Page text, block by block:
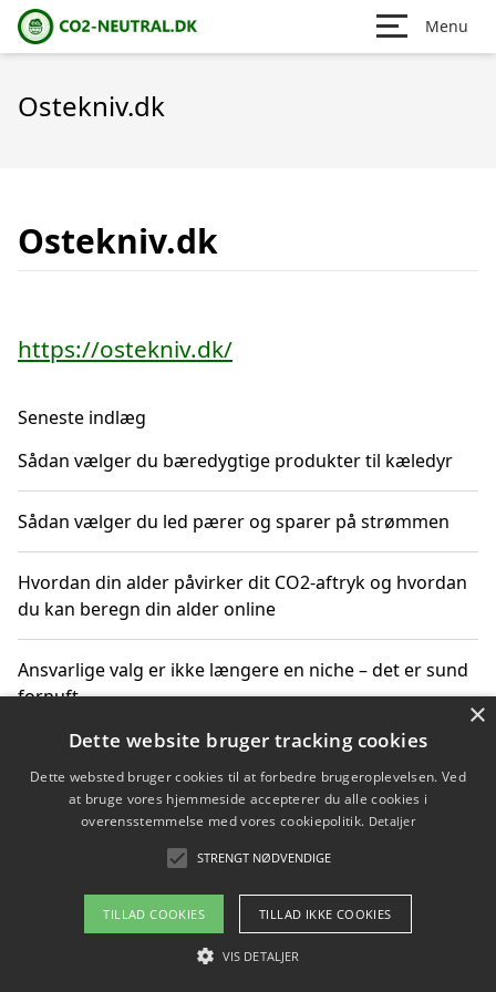
Menu
Ostekniv.dk
Ostekniv.dk
https://ostekniv.dk/
Seneste indlæg
Sådan vælger du bæredygtige produkter til kæledyr
Sådan vælger du led pærer og sparer på strømmen
Hvordan din alder påvirker dit CO2-aftryk og hvordan
du kan beregn din alder online
Ansvarlige valg er ikke længere en niche – det er sund
fornuft
Sådan kan du handle bæredygtigt og bestil med
faktura
Om / kontakt
Blog Betingelser
×
Dette website bruger tracking cookies
Dette websted bruger cookies til at forbedre brugeroplevelsen. Ved
at bruge vores hjemmeside accepterer du alle cookies i
overensstemmelse med vores cookiepolitik. Detaljer
STRENGT NØDVENDIGE
TILLAD COOKIES TILLAD IKKE COOKIES
VIS DETALJER